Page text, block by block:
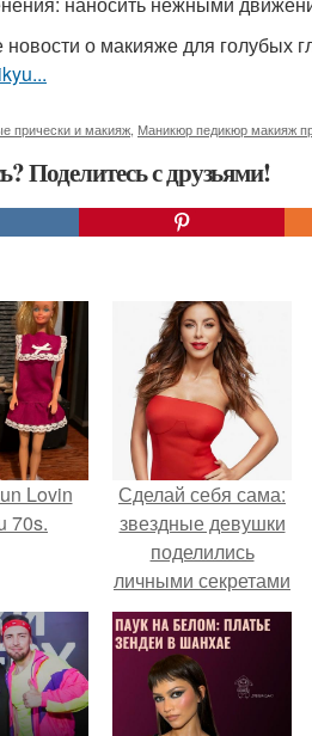
о макияже для голубых
прически и макияж Маникюр педикюр макияж
Поделитесь с друзьями!
Lovin
70s.
Сделай себя сама:
звездные девушки
поделились
личными секретами
привлекательности.